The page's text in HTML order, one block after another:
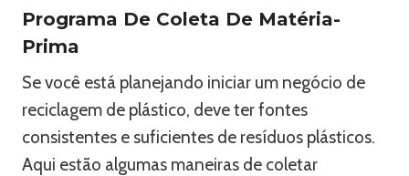
Programa De Coleta De Matéria-
Prima
Se você está planejando iniciar um negócio de
reciclagem de plástico, deve ter fontes
consistentes e suficientes de resíduos plásticos.
Aqui estão algumas maneiras de coletar